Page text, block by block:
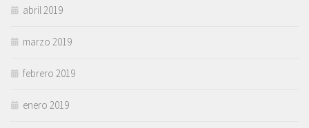
abril 2019
marzo 2019
febrero 2019
enero 2019